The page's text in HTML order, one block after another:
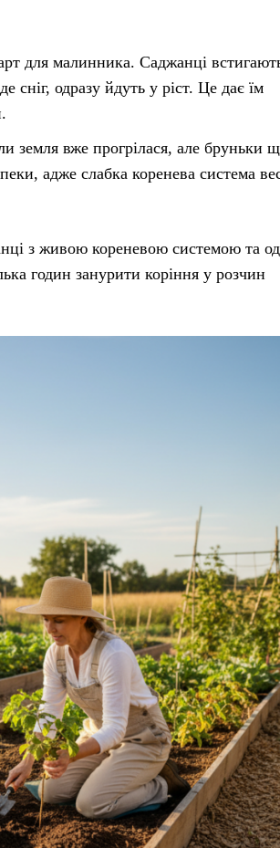
для малинника. Саджанці
сніг, одразу йдуть у ріст. Це дає їм
земля вже прогрілася, але бруньки
адже слабка коренева система
з живою кореневою системою та
годин занурити коріння у розчин